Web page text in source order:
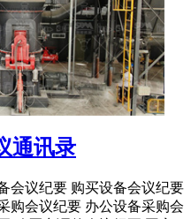
通讯录
会议纪要 购买设备会议纪要
购会议纪要 办公设备采购会